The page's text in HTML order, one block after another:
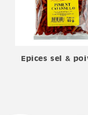
Epices sel &